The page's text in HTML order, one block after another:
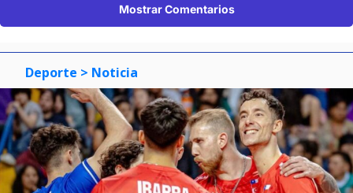
Mostrar Comentarios
Deporte > Noticia